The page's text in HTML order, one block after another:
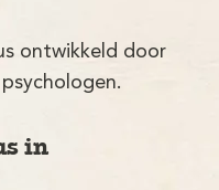
ontwikkeld door
in